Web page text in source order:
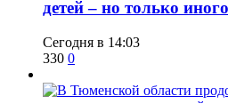
детей – но только
Сегодня в 14:03
330 0